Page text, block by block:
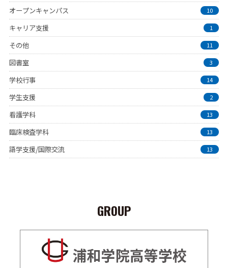
オープンキャンパス 10
キャリア支援 1
その他 11
図書室 3
学校行事 14
学生支援 2
看護学科 13
臨床検査学科 13
語学支援/国際交流 13
GROUP